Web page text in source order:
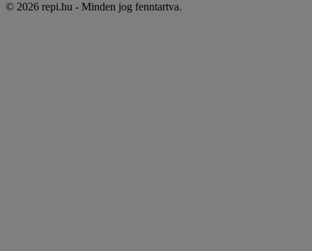
© 2026 repi.hu - Minden jog fenntartva.